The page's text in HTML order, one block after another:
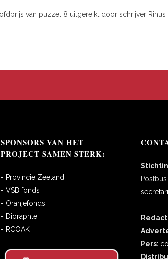
van puzzel 8 uitgereikt door schrijver Rinus
SPONSORS VAN HET
PROJECT SAMEN STERK:
- Provincie Zeeland
- VSB fonds
- Oranjefonds
- Dioraphte
- RCOAK
Pers: